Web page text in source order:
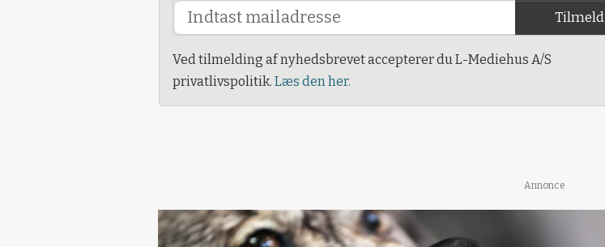
Tilmeld
Ved tilmelding af nyhedsbrevet accepterer du L-Mediehus A/S
privatlivspolitik. Læs den her.
Annonce